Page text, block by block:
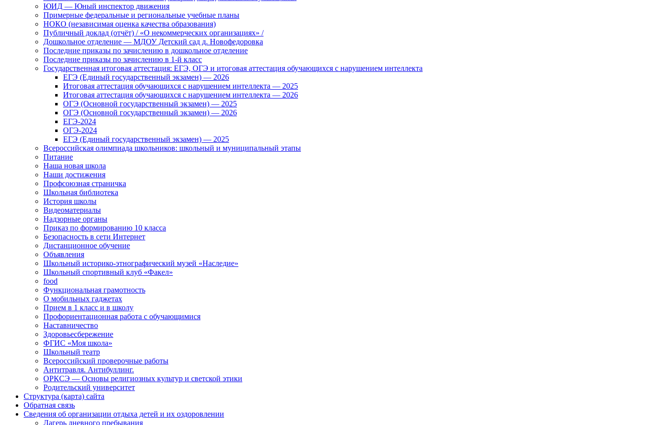
ЮИД — Юный инспектор движения
Примерные федеральные и региональные учебные планы
НОКО (независимая оценка качества образования)
Публичный доклад (отчёт) / «О некоммерческих организациях» /
Дошкольное отделение — МДОУ Детский сад д. Новофедоровка
Последние приказы по зачислению в дошкольное отделение
Последние приказы по зачислению в 1-й класс
Государственная итоговая аттестация: ЕГЭ, ОГЭ и итоговая аттестация обучающихся с нарушением интеллекта
ЕГЭ (Единый государственный экзамен) — 2026
Итоговая аттестация обучающихся с нарушением интеллекта — 2025
Итоговая аттестация обучающихся с нарушением интеллекта — 2026
ОГЭ (Основной государственный экзамен) — 2025
ОГЭ (Основной государственный экзамен) — 2026
ЕГЭ-2024
ОГЭ-2024
ЕГЭ (Единый государственный экзамен) — 2025
Всероссийская олимпиада школьников: школьный и муниципальный этапы
Питание
Наша новая школа
Наши достижения
Профсоюзная страничка
Школьная библиотека
История школы
Видеоматериалы
Надзорные органы
Приказ по формированию 10 класса
Безопасность в сети Интернет
Дистанционное обучение
Объявления
Школьный историко-этнографический музей «Наследие»
Школьный спортивный клуб «Факел»
food
Функциональная грамотность
О мобильных гаджетах
Прием в 1 класс и в школу
Профориентационная работа с обучающимися
Наставничество
Здоровьесбережение
ФГИС «Моя школа»
Школьный театр
Всероссийский проверочные работы
Антитравля. Антибуллинг.
ОРКСЭ — Основы религиозных культур и светской этики
Родительский университет
Структура (карта) сайта
Обратная связь
Сведения об организации отдыха детей и их оздоровлении
Лагерь дневного пребывания